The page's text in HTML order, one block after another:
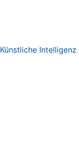
Künstliche Intelligenz